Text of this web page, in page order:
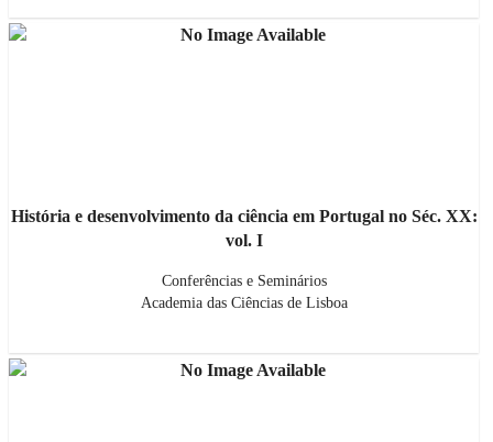
História e desenvolvimento da ciência em Portugal no Séc. XX:
vol. I
Conferências e Seminários
Academia das Ciências de Lisboa